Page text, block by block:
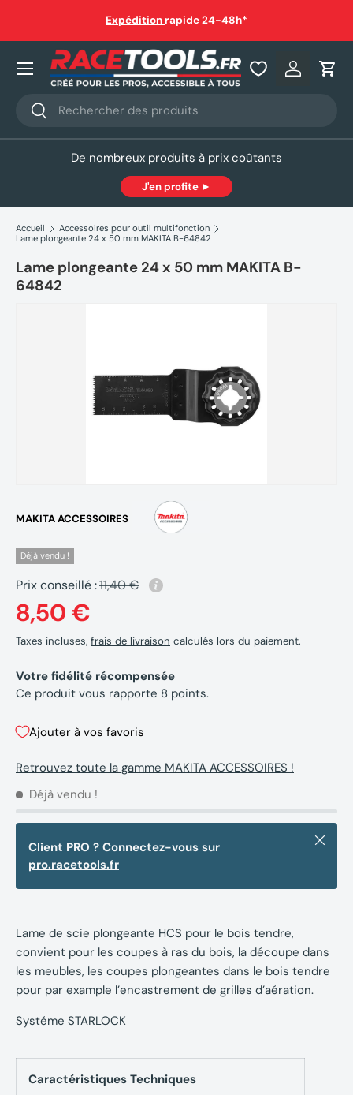
Aller au contenu
Expédition rapide 24-48h*
Recherche
Rechercher
Se
Nos produits
De nombreux produits à prix coûtants
J'en profite ►
Accueil
Accessoires pour outil multifonction
Lame plongeante 24 x 50 mm MAKITA B-64842
Lame plongeante 24 x 50 mm MAKITA B-
64842
MAKITA ACCESSOIRES
Déjà vendu !
Prix conseillé :11,40 €
8,50 €
Taxes incluses, frais de livraison calculés lors du paiement.
Votre fidélité récompensée
Ce produit vous rapporte 8 points.
Ajouter à vos favoris
Retrouvez toute la gamme MAKITA ACCESSOIRES !
Déjà vendu !
Client PRO ? Connectez-vous sur
pro.racetools.fr
Fermer
Lame de scie plongeante HCS pour le bois tendre,
convient pour les coupes à ras du bois, la découpe dans
les meubles, les coupes plongeantes dans le bois tendre
pour par example l’encastrement de grilles d’aération.
Systéme STARLOCK
Caractéristiques Techniques